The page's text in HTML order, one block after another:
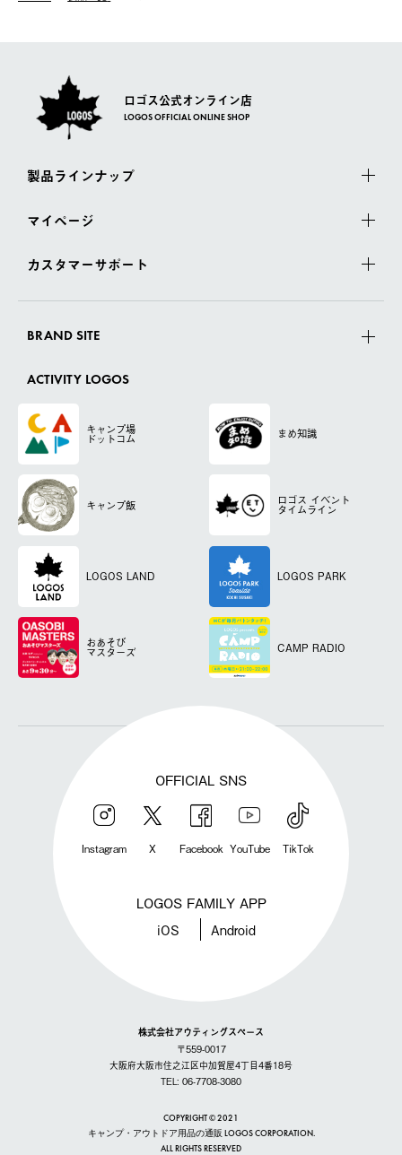
佐川急便にて配送されます。
一度お手元の商品を返品いただき、ご希望商品を再注文してくだ
ロゴス公式オンライン店
LOGOS OFFICIAL ONLINE SHOP
製品ラインナップ
マイページ
カスタマーサポート
BRAND SITE
ACTIVITY LOGOS
キャンプ場
ドットコム まめ知識
キャンプ飯 ロゴス イベント
タイムライン
LOGOS LAND LOGOS PARK
おあそび
マスターズ CAMP RADIO
OFFICIAL SNS
Instagram X Facebook YouTube TikTok
LOGOS FAMILY APP
iOS Android
株式会社アウティングスペース
〒559-0017
大阪府大阪市住之江区中加賀屋4丁目4番18号
TEL: 06-7708-3080
COPYRIGHT © 2021
キャンプ・アウトドア用品の通販 LOGOS CORPORATION.
ALL RIGHTS RESERVED